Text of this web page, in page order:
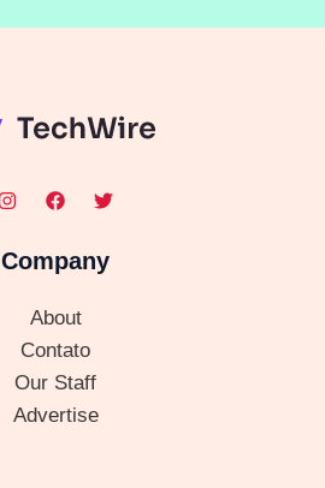
Company
About
Contato
Our Staff
Advertise